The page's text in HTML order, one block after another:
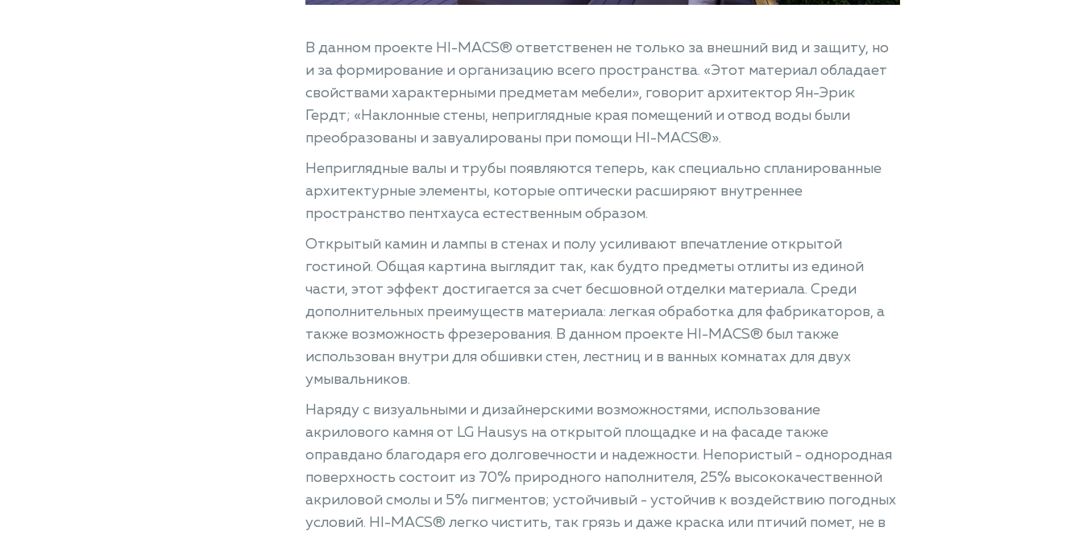
В данном проекте HI-MACS® ответственен не только за внешний вид и защиту, но
и за формирование и организацию всего пространства. «Этот материал обладает
свойствами характерными предметам мебели», говорит архитектор Ян-Эрик
Гердт; «Наклонные стены, неприглядные края помещений и отвод воды были
преобразованы и завуалированы при помощи HI-MACS®».
Неприглядные валы и трубы появляются теперь, как специально спланированные
архитектурные элементы, которые оптически расширяют внутреннее
пространство пентхауса естественным образом.
Открытый камин и лампы в стенах и полу усиливают впечатление открытой
гостиной. Общая картина выглядит так, как будто предметы отлиты из единой
части, этот эффект достигается за счет бесшовной отделки материала. Среди
дополнительных преимуществ материала: легкая обработка для фабрикаторов, а
также возможность фрезерования. В данном проекте HI-MACS® был также
использован внутри для обшивки стен, лестниц и в ванных комнатах для двух
умывальников.
Наряду с визуальными и дизайнерскими возможностями, использование
акрилового камня от LG Hausys на открытой площадке и на фасаде также
оправдано благодаря его долговечности и надежности. Непористый - однородная
поверхность состоит из 70% природного наполнителя, 25% высококачественной
акриловой смолы и 5% пигментов; устойчивый - устойчив к воздействию погодных
условий. HI-MACS® легко чистить, так грязь и даже краска или птичий помет, не в